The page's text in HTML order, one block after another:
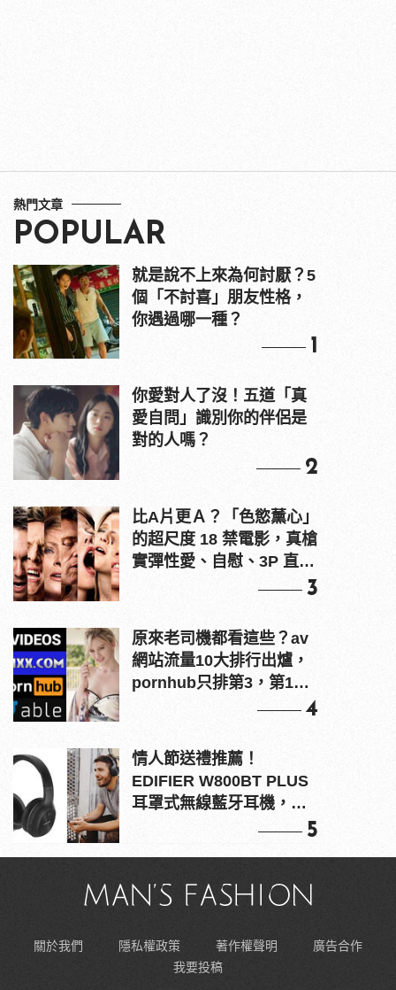
熱門文章
POPULAR
就是說不上來為何討厭？5
個「不討喜」朋友性格，
你遇過哪一種？
1
你愛對人了沒！五道「真
愛自問」識別你的伴侶是
對的人嗎？
2
比A片更Ａ？「色慾薰心」
的超尺度 18 禁電影，真槍
實彈性愛、自慰、3P 直接
3
原來老司機都看這些？av
網站流量10大排行出爐，
pornhub只排第3，第1名
4
情人節送禮推薦！
EDIFIER W800BT PLUS
耳罩式無線藍牙耳機，在
5
關於我們 隱私權政策 著作權聲明
廣告合作
我要投稿